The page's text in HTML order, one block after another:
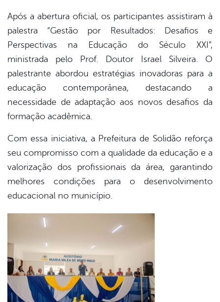
Após a abertura oficial, os participantes assistiram à
palestra “Gestão por Resultados: Desafios e
Perspectivas na Educação do Século XXI”,
ministrada pelo
Prof. Doutor Israel Silveira. O
palestrante abordou estratégias inovadoras para a
educação contemporânea, destacando a
necessidade de adaptação aos novos desafios da
formação acadêmica.
Com essa iniciativa, a Prefeitura de Solidão reforça
seu compromisso com a qualidade da educação e a
valorização dos profissionais da área, garantindo
melhores condições para o desenvolvimento
educacional no município.